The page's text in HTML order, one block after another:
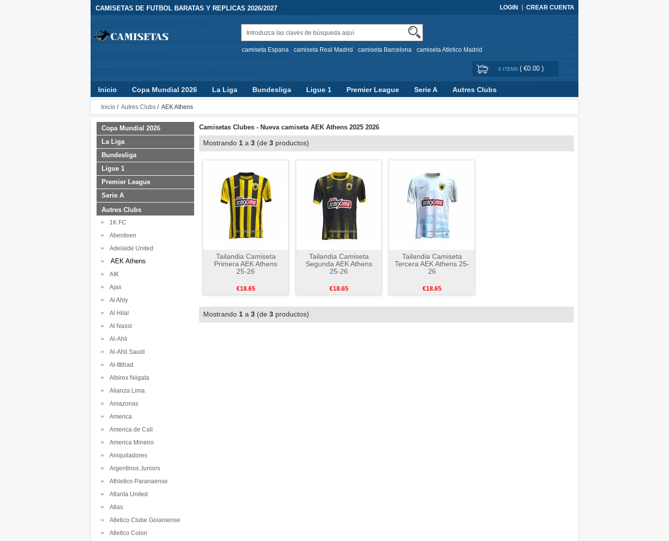
CAMISETAS DE FUTBOL BARATAS Y REPLICAS 2026/2027 LOGIN CREAR CUENTA
camiseta Espana camiseta Real Madrid camiseta Barcelona camiseta Atletico Madrid
0 ITEMS ( €0.00 )
Inicio Copa Mundial 2026 La Liga Bundesliga Ligue 1 Premier League Serie A
Autres Clubs
Camisetas Clubes
Jugador
Inicio / Autres Clubs / AEK Athens
Copa Mundial 2026
La Liga
Bundesliga
Ligue 1
Premier League
Serie A
Autres Clubs
1K FC
Aberdeen
Adelaide United
AEK Athens
AIK
Ajax
Al Ahly
Al Hilal
Al Nassr
Al-Ahli
Al-Ahli Saudi
Al-Ittihad
Albirex Niigata
Alianza Lima
Amazonas
America
America de Cali
America Mineiro
Aniquiladores
Argentinos Juniors
Athletico Paranaense
Atlanta United
Atlas
Atletico Clube Goianiense
Atletico Colon
Camisetas Clubes - Nueva camiseta AEK Athens 2025 2026
Mostrando 1 a 3 (de 3 productos)
Tailandia Camiseta
Primera AEK Athens
25-26
€18.65
Tailandia Camiseta
Segunda AEK Athens
25-26
€18.65
Tailandia Camiseta
Tercera AEK Athens 25-
26
€18.65
Mostrando 1 a 3 (de 3 productos)